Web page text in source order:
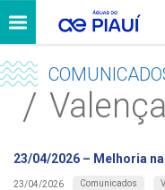
23/04/2026 – Melhoria
23/04/2026 Comunicados